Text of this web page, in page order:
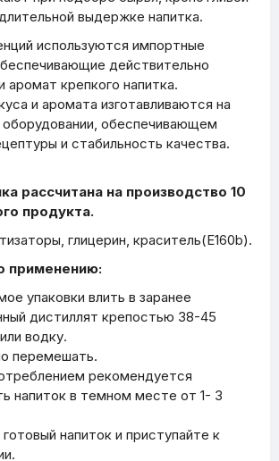
выдержке напитка.
используются импортные
действительно
аромат крепкого напитка.
и аромата изготавливаются на
оборудовании, обеспечивающем
и стабильность качества.
рассчитана на производство 10
продукта.
глицерин, краситель(E160b).
применению:
упаковки влить в заранее
дистиллят крепостью 38-45
водку.
перемешать.
рекомендуется
напиток в темном месте от 1- 3
напиток и приступайте к